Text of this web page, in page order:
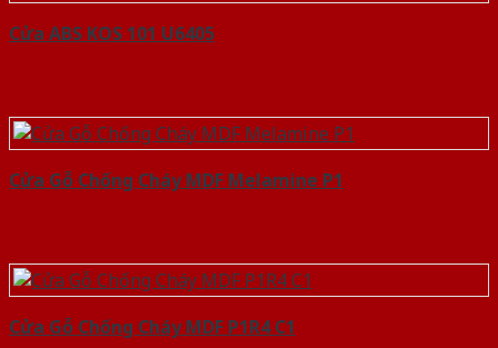
Cửa ABS KOS 101 U6405
Cửa Gỗ Chống Cháy MDF Melamine P1
Cửa Gỗ Chống Cháy MDF P1R4 C1